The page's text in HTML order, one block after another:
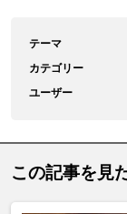
テーマ
カテゴリー
ユーザー
この記事を見